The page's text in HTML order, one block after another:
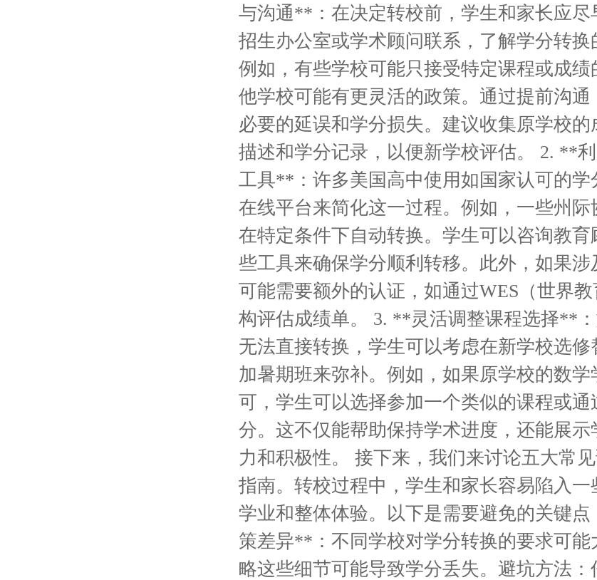
与沟通**：在决定转校前，学生和家长应尽
招生办公室或学术顾问联系，了解学分转换
例如，有些学校可能只接受特定课程或成绩
他学校可能有更灵活的政策。通过提前沟通
必要的延误和学分损失。建议收集原学校的
描述和学分记录，以便新学校评估。 2. **
工具**：许多美国高中使用如国家认可的学
在线平台来简化这一过程。例如，一些州际
在特定条件下自动转换。学生可以咨询教育
些工具来确保学分顺利转移。此外，如果涉
可能需要额外的认证，如通过WES（世界
构评估成绩单。 3. **灵活调整课程选择**
无法直接转换，学生可以考虑在新学校选修
加暑期班来弥补。例如，如果原学校的数学
可，学生可以选择参加一个类似的课程或通
分。这不仅能帮助保持学术进度，还能展示
力和积极性。 接下来，我们来讨论五大常
指南。转校过程中，学生和家长容易陷入一
学业和整体体验。以下是需要避免的关键
策差异**：不同学校对学分转换的要求可能
略这些细节可能导致学分丢失。避坑方法：